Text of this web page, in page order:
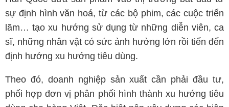
sự định hình văn hoá, từ các bộ phim, các cuộc triển
lãm… tạo xu hướng sử dụng từ những diễn viên, ca
sĩ, những nhân vật có sức ảnh hưởng lớn rồi tiến đến
định hướng xu hướng tiêu dùng.
Theo đó, doanh nghiệp sản xuất cần phải đầu tư,
phối hợp đơn vị phân phối hình thành xu hướng tiêu